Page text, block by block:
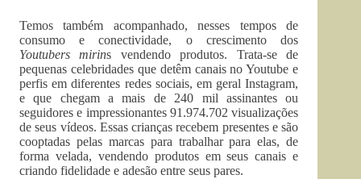
Temos também acompanhado, nesses tempos de
consumo e conectividade, o crescimento dos
Youtubers mirins vendendo produtos. Trata-se de
pequenas celebridades que detêm canais no Youtube e
perfis em diferentes redes sociais, em geral Instagram,
e que chegam a mais de 240 mil assinantes ou
seguidores e impressionantes 91.974.702 visualizações
de seus vídeos. Essas crianças recebem presentes e são
cooptadas pelas marcas para trabalhar para elas, de
forma velada, vendendo produtos em seus canais e
criando fidelidade e adesão entre seus pares.